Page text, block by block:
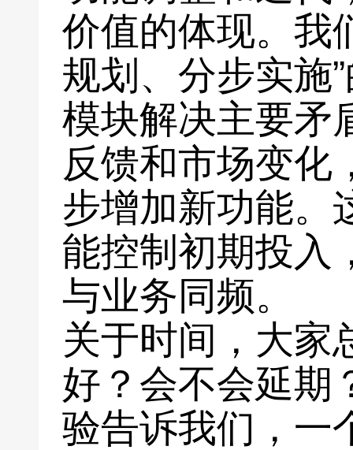
价值的体现。我
规划、分步实施
模块解决主要矛
反馈和市场变化
步增加新功能。
能控制初期投入
与业务同频。
关于时间，大家
好？会不会延期
验告诉我们，一